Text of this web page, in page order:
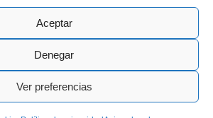
Aceptar
Denegar
Ver preferencias